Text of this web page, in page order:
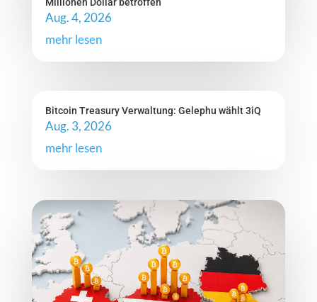
Aug. 4, 2026
mehr lesen
Bitcoin Treasury Verwaltung: Gelephu wählt 3iQ
Aug. 3, 2026
mehr lesen